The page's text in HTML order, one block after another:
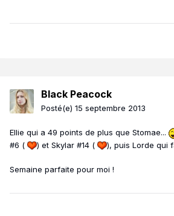
Black Peacock
Posté(e) 15 septembre 2013
Ellie qui a 49 points de plus que Stomae...
#6 (
) et Skylar #14 ( ), puis Lorde qui
Semaine parfaite pour moi !